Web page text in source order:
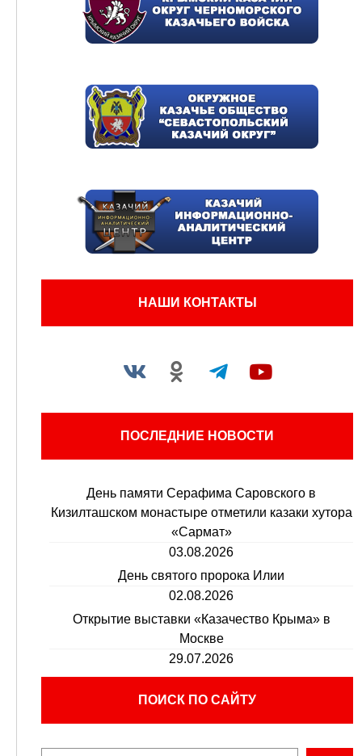
НАШИ КОНТАКТЫ
ПОСЛЕДНИЕ НОВОСТИ
День памяти Серафима Саровского в
Кизилташском монастыре отметили казаки хутора
«Сармат»
03.08.2026
День святого пророка Илии
02.08.2026
Открытие выставки «Казачество Крыма» в
Москве
29.07.2026
ПОИСК ПО САЙТУ